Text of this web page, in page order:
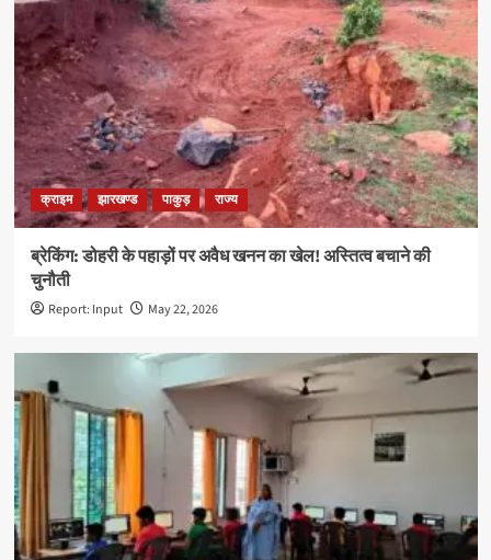
क्राइम झारखण्ड पाकुड़ राज्य
ब्रेकिंग: डोहरी के पहाड़ों पर अवैध खनन का खेल! अस्तित्व बचाने की
चुनौती
Report: Input May 22, 2026